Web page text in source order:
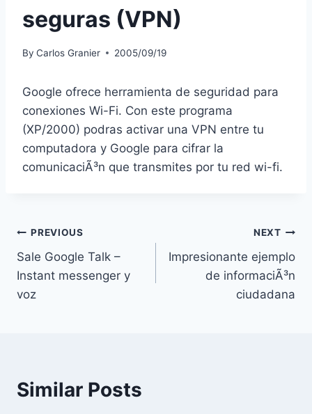
seguras (VPN)
By Carlos Granier 2005/09/19
Google ofrece herramienta de seguridad para
conexiones Wi-Fi. Con este programa
(XP/2000) podras activar una VPN entre tu
computadora y Google para cifrar la
comunicaciÃ³n que transmites por tu red wi-fi.
Post
navigation
PREVIOUS
Sale Google Talk –
Instant messenger y
voz
NEXT
Impresionante ejemplo
de informaciÃ³n
ciudadana
Similar Posts